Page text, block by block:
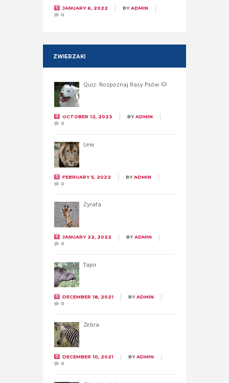
JANUARY 6, 2022 BYADMIN
0
ZWIERZAKI
Quiz: Rozpoznaj Rasy Psów 🐶
OCTOBER 12, 2023 BYADMIN
0
Lew
FEBRUARY 5, 2022 BYADMIN
0
Żyrafa
JANUARY 22, 2022 BYADMIN
0
Tapir
DECEMBER 18, 2021 BYADMIN
0
Zebra
DECEMBER 10, 2021 BYADMIN
0